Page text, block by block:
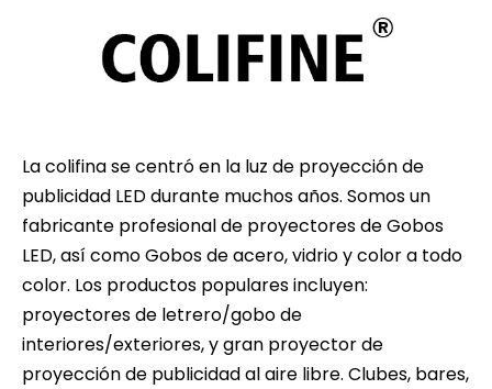
La colifina se centró en la luz de proyección de
publicidad LED durante muchos años. Somos un
fabricante profesional de proyectores de Gobos
LED, así como Gobos de acero, vidrio y color a todo
color. Los productos populares incluyen:
proyectores de letrero/gobo de
interiores/exteriores, y gran proyector de
proyección de publicidad al aire libre. Clubes, bares,